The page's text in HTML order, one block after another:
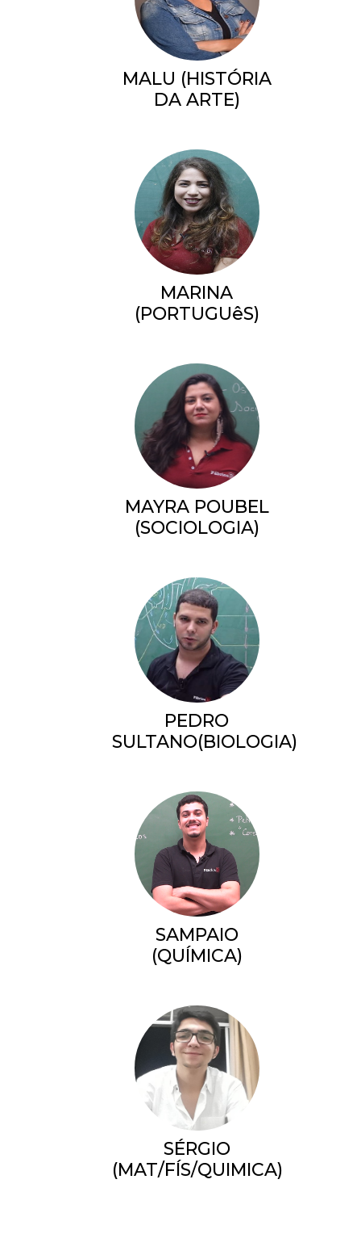
MALU (HISTÓRIA
DA ARTE)
MARINA
(PORTUGUêS)
MAYRA POUBEL
(SOCIOLOGIA)
PEDRO
SULTANO(BIOLOGIA)
SAMPAIO
(QUÍMICA)
SÉRGIO
(MAT/FÍS/QUIMICA)